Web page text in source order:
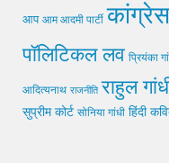
आप आम आदमी पार्टी कांग्रेस
पॉलिटिकल लव प्रियंका
आदित्यनाथ राजनीति राहुल
सुप्रीम कोर्ट सोनिया गांधी हिंदी